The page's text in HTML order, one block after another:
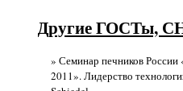
Другие ГОСТы,
» Семинар печников
2011». Лидерство